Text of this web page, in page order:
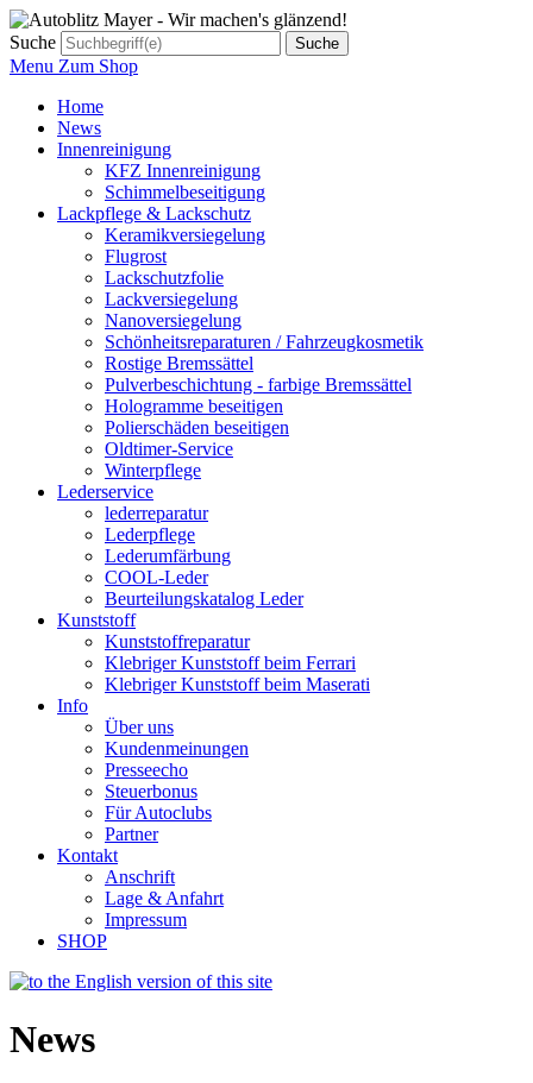
Suche
Menu Zum Shop
Home
News
Innenreinigung
KFZ Innenreinigung
Schimmelbeseitigung
Lackpflege & Lackschutz
Keramikversiegelung
Flugrost
Lackschutzfolie
Lackversiegelung
Nanoversiegelung
Schönheitsreparaturen / Fahrzeugkosmetik
Rostige Bremssättel
Pulverbeschichtung - farbige Bremssättel
Hologramme beseitigen
Polierschäden beseitigen
Oldtimer-Service
Winterpflege
Lederservice
lederreparatur
Lederpflege
Lederumfärbung
COOL-Leder
Beurteilungskatalog Leder
Kunststoff
Kunststoffreparatur
Klebriger Kunststoff beim Ferrari
Klebriger Kunststoff beim Maserati
Info
Über uns
Kundenmeinungen
Presseecho
Steuerbonus
Für Autoclubs
Partner
Kontakt
Anschrift
Lage & Anfahrt
Impressum
SHOP
News